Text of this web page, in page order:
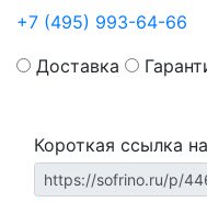
+7 (495) 993-64-66
Доставка
Короткая ссылка